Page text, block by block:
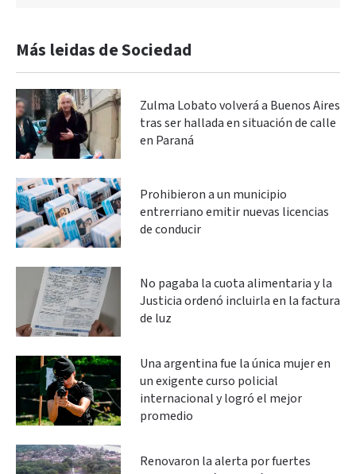
Más leidas de Sociedad
Zulma Lobato volverá a Buenos Aires
tras ser hallada en situación de calle
en Paraná
Prohibieron a un municipio
entrerriano emitir nuevas licencias
de conducir
No pagaba la cuota alimentaria y la
Justicia ordenó incluirla en la factura
de luz
Una argentina fue la única mujer en
un exigente curso policial
internacional y logró el mejor
promedio
Renovaron la alerta por fuertes